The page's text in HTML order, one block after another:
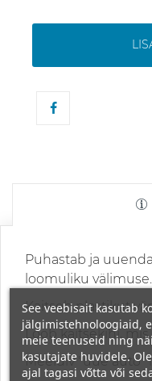
Puhastab ja
loomuliku välimuse.
Kaitseb plastikut
Loob kaitsekihi,
Meeldiv "uue auto"
See veebisait kasutab
jälgimistehnoloogiaid,
meie teenuseid ning
kasutajate huvidele.
ajal tagasi võtta või